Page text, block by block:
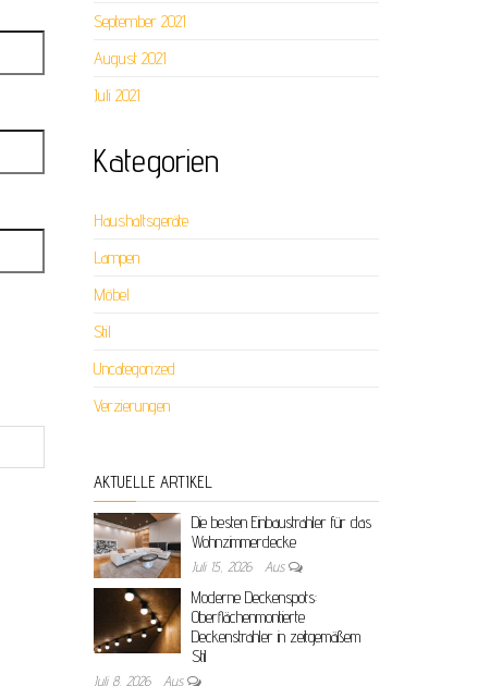
September 2021
August 2021
Juli 2021
Kategorien
Haushaltsgeräte
Lampen
Möbel
Stil
Uncategorized
Verzierungen
AKTUELLE ARTIKEL
Die besten Einbaustrahler für das
Wohnzimmerdecke
Juli 15, 2026 Aus
Moderne Deckenspots:
Oberflächenmontierte
Deckenstrahler in zeitgemäßem
Stil
Juli 8, 2026 Aus